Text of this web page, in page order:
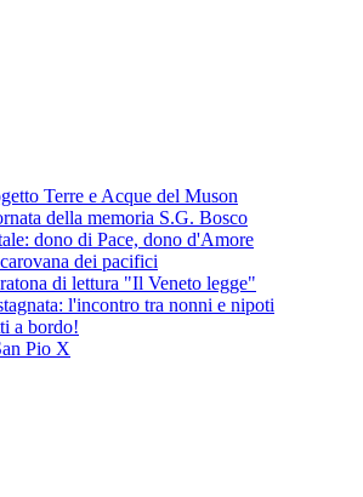
Terre e Acque del Muson
della memoria S.G. Bosco
dono di Pace, dono d'Amore
dei pacifici
di lettura "Il Veneto legge"
l'incontro tra nonni e nipoti
a bordo!
Pio X